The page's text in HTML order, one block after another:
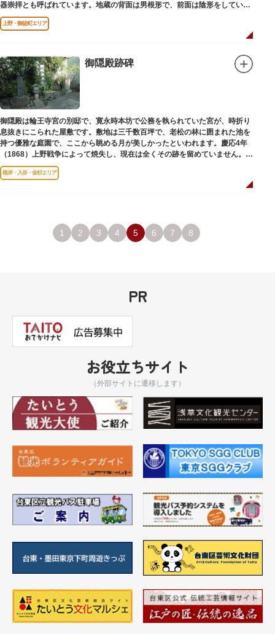
器崇拝とも呼ばれています。地蔵の背面は男根形で、前面は陰形をしていま
す。
上野・御徒町エリア
御隠殿跡碑
御隠殿は輪王寺宮の別邸で、寛永時本坊で公務を執られていた宮が、時折り
息抜きにこられた屋敷です。敷地は三千数百坪で、老松の林に囲まれた池を
持つ優雅な庭園で、ここから眺める月が美しかったといわれます。慶応4年
（1868）上野戦争によって焼失し、現在は全くその跡を留めていません。根
岸薬師堂（ねぎしやくしどう）にあります。
根岸・入谷・金杉エリア
1 2 3 4 5 6 7 8
PR
お役立ちサイト
（外部サイトに遷移します）